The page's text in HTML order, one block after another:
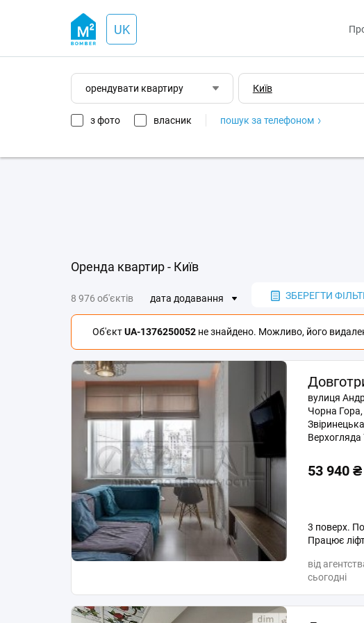
UK
орендувати квартиру
з фото власник пошук за телефоном
Оренда квартир - Київ
8 976 об'єктів дата додавання ЗБЕРЕГТИ
Об'єктUA-1376250052 не знайдено. Можливо, його
вулиця
Чорна
Верхогляда
53 940 ₴
3 поверх.
Працює
Біля метро
народів).
Житлова
15 кв. м. З
від
сьогодні